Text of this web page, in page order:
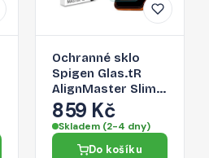
Ochranné sklo
Spigen Glas.tR
AlignMaster Slim
3-Pack pro iPhone
17 Pro Max -
transparentní
859 Kč
Skladem (2-4 dny)
Do košíku